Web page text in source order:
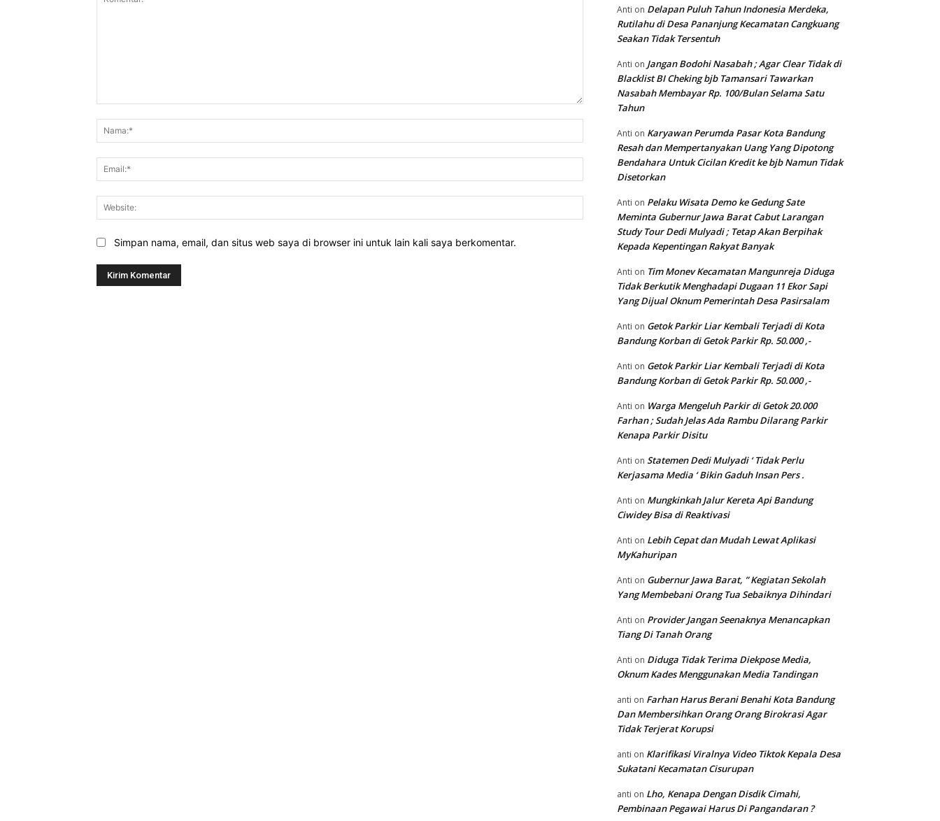
Website:
Simpan nama, email, dan situs web saya di browser ini untuk lain kali saya berkomentar.
Anti on Delapan Puluh Tahun Indonesia Merdeka,
Rutilahu di Desa Pananjung Kecamatan Cangkuang
Seakan Tidak Tersentuh
Anti on Jangan Bodohi Nasabah ; Agar Clear Tidak di
Blacklist BI Cheking bjb Tamansari Tawarkan
Nasabah Membayar Rp. 100/Bulan Selama Satu
Tahun
Anti on Karyawan Perumda Pasar Kota Bandung
Resah dan Mempertanyakan Uang Yang Dipotong
Bendahara Untuk Cicilan Kredit ke bjb Namun Tidak
Disetorkan
Anti on Pelaku Wisata Demo ke Gedung Sate
Meminta Gubernur Jawa Barat Cabut Larangan
Study Tour Dedi Mulyadi ; Tetap Akan Berpihak
Kepada Kepentingan Rakyat Banyak
Anti on Tim Monev Kecamatan Mangunreja Diduga
Tidak Berkutik Menghadapi Dugaan 11 Ekor Sapi
Yang Dijual Oknum Pemerintah Desa Pasirsalam
Anti on Getok Parkir Liar Kembali Terjadi di Kota
Bandung Korban di Getok Parkir Rp. 50.000 ,-
Anti on Getok Parkir Liar Kembali Terjadi di Kota
Bandung Korban di Getok Parkir Rp. 50.000 ,-
Anti on Warga Mengeluh Parkir di Getok 20.000
Farhan ; Sudah Jelas Ada Rambu Dilarang Parkir
Kenapa Parkir Disitu
Anti on Statemen Dedi Mulyadi ‘ Tidak Perlu
Kerjasama Media ‘ Bikin Gaduh Insan Pers .
Anti on Mungkinkah Jalur Kereta Api Bandung
Ciwidey Bisa di Reaktivasi
Anti on Lebih Cepat dan Mudah Lewat Aplikasi
MyKahuripan
Anti on Gubernur Jawa Barat, ” Kegiatan Sekolah
Yang Membebani Orang Tua Sebaiknya Dihindari
Anti on Provider Jangan Seenaknya Menancapkan
Tiang Di Tanah Orang
Anti on Diduga Tidak Terima Diekpose Media,
Oknum Kades Menggunakan Media Tandingan
anti on Farhan Harus Berani Benahi Kota Bandung
Dan Membersihkan Orang Orang Birokrasi Agar
Tidak Terjerat Korupsi
anti on Klarifikasi Viralnya Video Tiktok Kepala Desa
Sukatani Kecamatan Cisurupan
anti on Lho, Kenapa Dengan Disdik Cimahi,
Pembinaan Pegawai Harus Di Pangandaran ?